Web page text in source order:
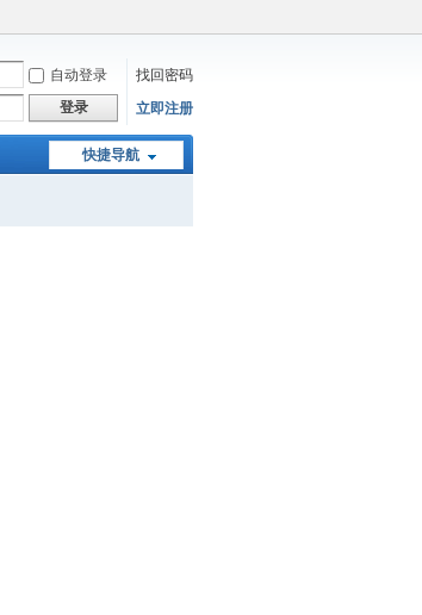
自动登录
找回密码
登录 立即注册
快捷导航